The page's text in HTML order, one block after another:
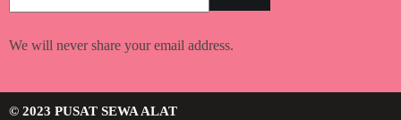
We will never share your email address.
© 2023 PUSAT SEWA ALAT